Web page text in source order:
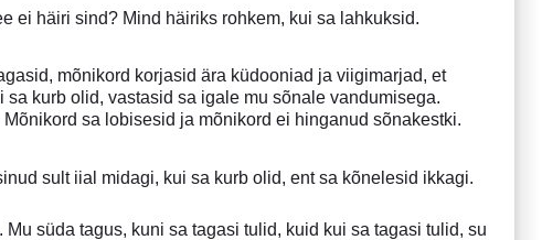
ei häiri sind? Mind häiriks rohkem, kui sa lahkuksid.
mõnikord korjasid ära küdooniad ja viigimarjad, et
kurb olid, vastasid sa igale mu sõnale vandumisega.
sa lobisesid ja mõnikord ei hinganud sõnakestki.
sult iial midagi, kui sa kurb olid, ent sa kõnelesid ikkagi.
süda tagus, kuni sa tagasi tulid, kuid kui sa tagasi tulid, su